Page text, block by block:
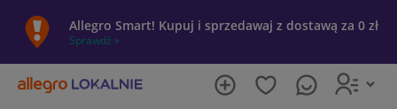
Allegro Smart! Kupuj i sprzedawaj z dostawą za 0 zł
Sprawdź »